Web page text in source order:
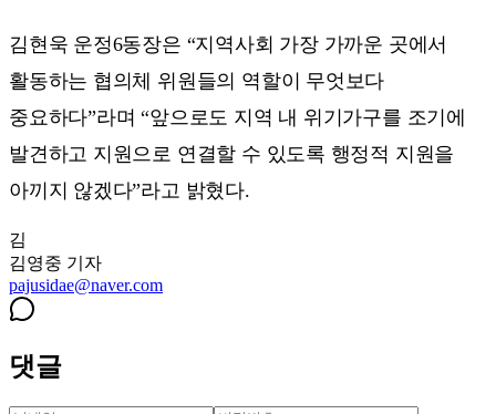
김현욱 운정6동장은 “지역사회 가장 가까운 곳에서
활동하는 협의체 위원들의 역할이 무엇보다
중요하다”라며 “앞으로도 지역 내 위기가구를 조기에
발견하고 지원으로 연결할 수 있도록 행정적 지원을
아끼지 않겠다”라고 밝혔다.
김
김영중 기자
pajusidae@naver.com
댓글